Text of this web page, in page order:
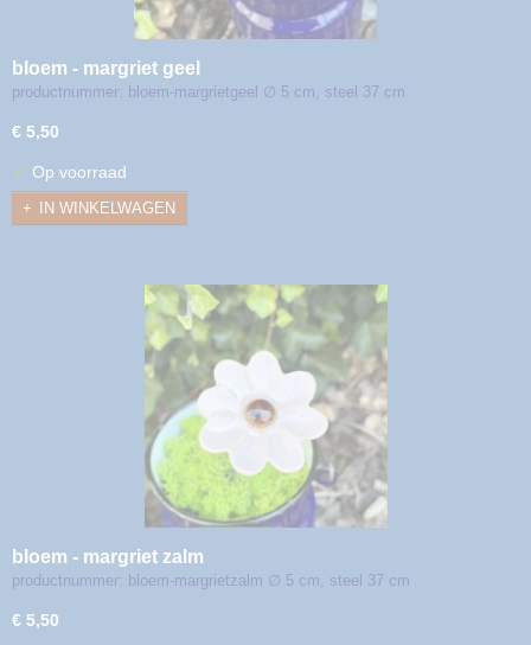
bloem - margriet geel
productnummer: bloem-margrietgeel ∅ 5 cm, steel 37 cm
€ 5,50
✓ Op voorraad
IN WINKELWAGEN
bloem - margriet zalm
productnummer: bloem-margrietzalm ∅ 5 cm, steel 37 cm
€ 5,50